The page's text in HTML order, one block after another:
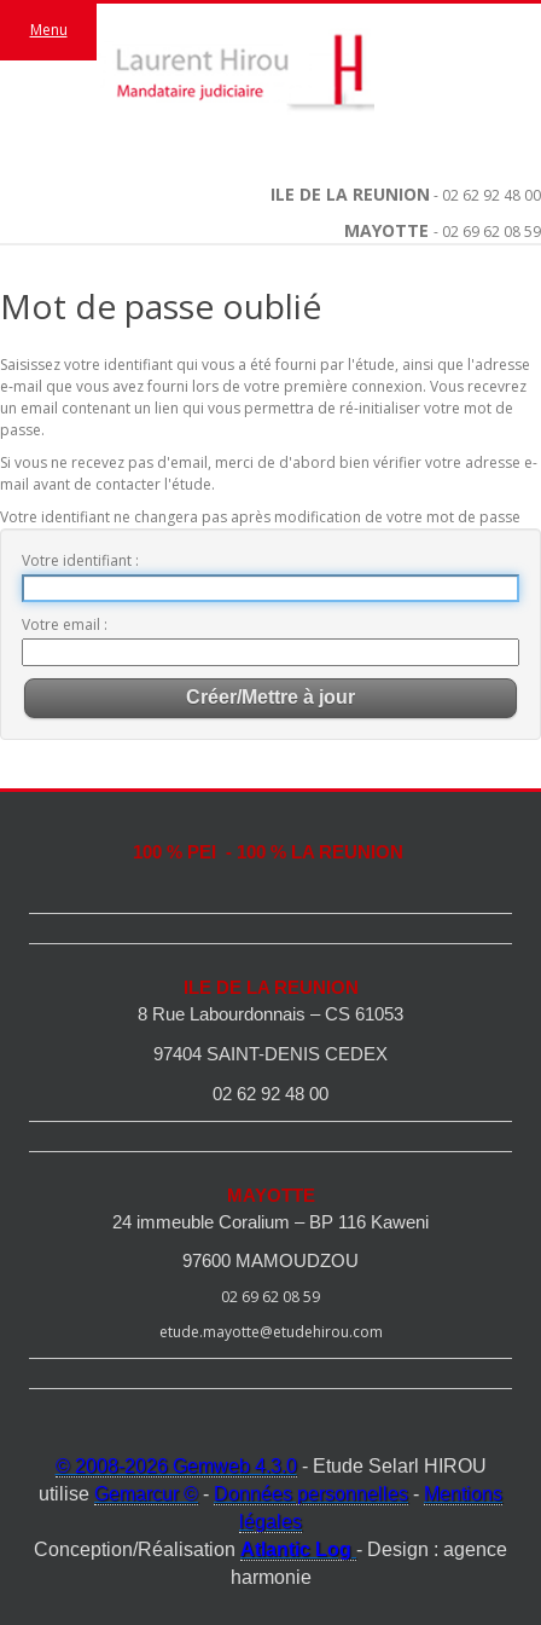
ILE DE LA REUNION - 02 62 92 48 00
MAYOTTE - 02 69 62 08 59
Menu
Mot de passe oublié
Saisissez votre identifiant qui vous a été fourni par l'étude, ainsi que l'adresse
e-mail que vous avez fourni lors de votre première connexion. Vous recevrez
un email contenant un lien qui vous permettra de ré-initialiser votre mot de
passe.
Si vous ne recevez pas d'email, merci de d'abord bien vérifier votre adresse e-
mail avant de contacter l'étude.
Votre identifiant ne changera pas après modification de votre mot de passe
Votre identifiant
Votre email
100 % PEI - 100 % LA REUNION
ILE DE LA REUNION
8 Rue Labourdonnais – CS 61053
97404 SAINT-DENIS CEDEX
02 62 92 48 00
MAYOTTE
24 immeuble Coralium – BP 116 Kaweni
97600 MAMOUDZOU
02 69 62 08 59
etude.mayotte@etudehirou.com
© 2008-2026 Gemweb 4.3.0- Etude Selarl HIROU
utilise Gemarcur © - Données personnelles - Mentions
légales
Conception/Réalisation Atlantic Log - Design : agence
harmonie